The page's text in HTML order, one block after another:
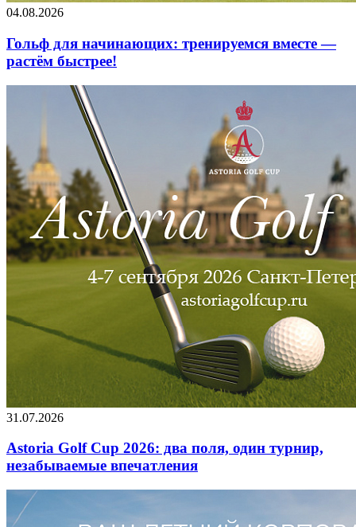
04.08.2026
Гольф для начинающих: тренируемся вместе —
растём быстрее!
31.07.2026
Astoria Golf Cup 2026: два поля, один турнир,
незабываемые впечатления